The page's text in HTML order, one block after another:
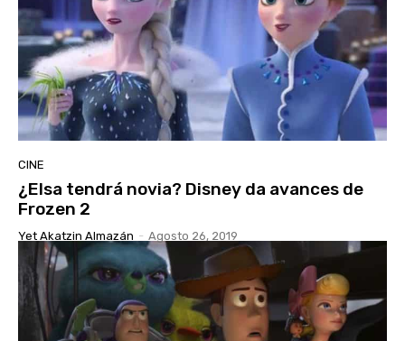
CINE
¿Elsa tendrá novia? Disney da avances de
Frozen 2
Yet Akatzin Almazán - Agosto 26, 2019